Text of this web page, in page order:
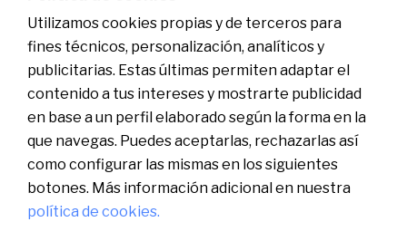
Utilizamos cookies propias y de terceros para
fines técnicos, personalización, analíticos y
publicitarias. Estas últimas permiten adaptar el
contenido a tus intereses y mostrarte publicidad
en base a un perfil elaborado según la forma en la
que navegas. Puedes aceptarlas, rechazarlas así
como configurar las mismas en los siguientes
botones. Más información adicional en nuestra
política de cookies.